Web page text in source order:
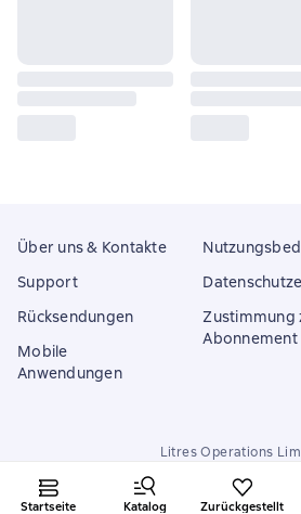
Startseite Katalog Zurückgestellt
Über uns & Kontakte
Support
Rücksendungen
Mobile
Anwendungen
Zustimmung
Abonnement
Litres Operations